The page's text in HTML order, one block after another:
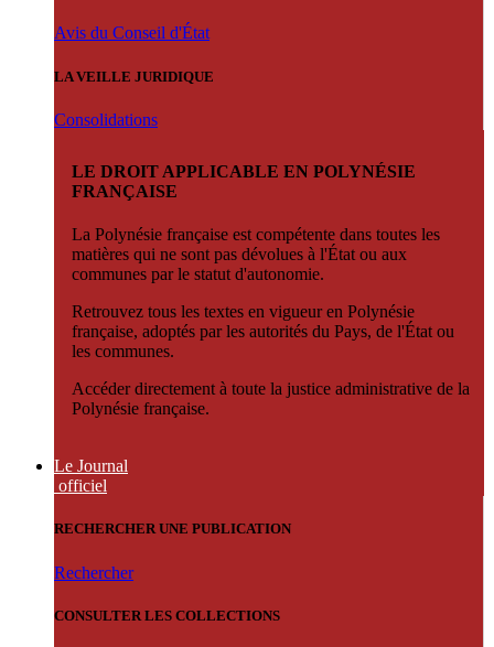
Avis du Conseil d'État
LA VEILLE JURIDIQUE
Consolidations
LE DROIT APPLICABLE EN POLYNÉSIE
FRANÇAISE
La Polynésie française est compétente dans toutes les
matières qui ne sont pas dévolues à l'État ou aux
communes par le statut d'autonomie.
Retrouvez tous les textes en vigueur en Polynésie
française, adoptés par les autorités du Pays, de l'État ou
les communes.
Accéder directement à toute la justice administrative de la
Polynésie française.
Le Journal
officiel
RECHERCHER UNE PUBLICATION
Rechercher
CONSULTER LES COLLECTIONS